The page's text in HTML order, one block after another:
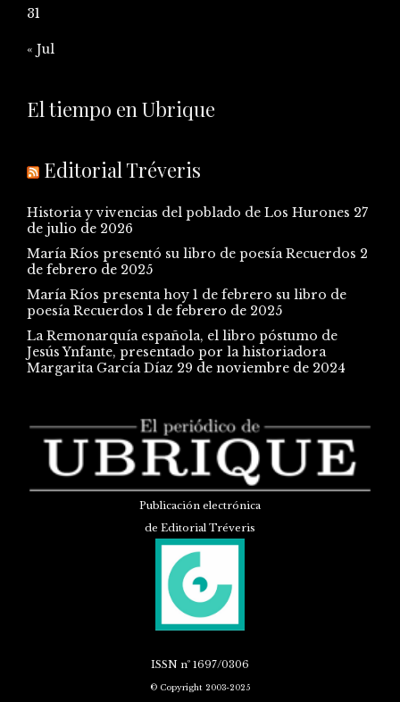
31
« Jul
El tiempo en Ubrique
Editorial Tréveris
Historia y vivencias del poblado de Los Hurones 27
de julio de 2026
María Ríos presentó su libro de poesía Recuerdos 2
de febrero de 2025
María Ríos presenta hoy 1 de febrero su libro de
poesía Recuerdos 1 de febrero de 2025
La Remonarquía española, el libro póstumo de
Jesús Ynfante, presentado por la historiadora
Margarita García Díaz 29 de noviembre de 2024
Publicación electrónica
de Editorial Tréveris
ISSN nº 1697/0306
© Copyright 2003-2025